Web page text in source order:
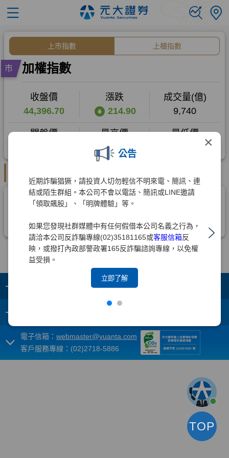
×
公告
近期詐騙猖獗，請投資人切勿輕信不明來電、簡訊、連
結或陌生群組。本公司不會以電話、簡訊或LINE邀請
「領取飆股」、「明牌體驗」等。
如果您發現社群媒體中有任何假借本公司名義之行為，
請洽本公司反詐騙專線(02)35181165或客服信箱反
映，或撥打內政部警政署165反詐騙諮詢專線，以免權
益受損。
立即了解
+
+
電子信箱： webmaster@yuanta.com
客戶服務專線：(02)2718-5886
TOP